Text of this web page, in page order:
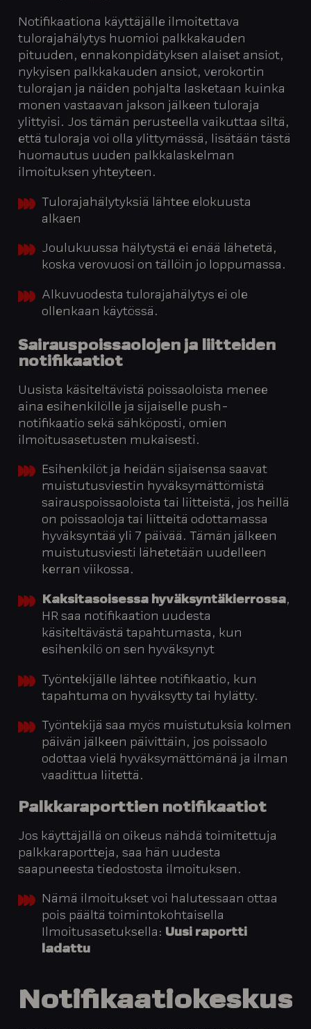
Notifikaationa käyttäjälle ilmoitettava
tulorajahälytys huomioi palkkakauden
pituuden, ennakonpidätyksen alaiset ansiot,
nykyisen palkkakauden ansiot, verokortin
tulorajan ja näiden pohjalta lasketaan kuinka
monen vastaavan jakson jälkeen tuloraja
ylittyisi. Jos tämän perusteella vaikuttaa siltä,
että tuloraja voi olla ylittymässä, lisätään tästä
huomautus uuden palkkalaskelman
ilmoituksen yhteyteen.
Tulorajahälytyksiä lähtee elokuusta
alkaen
Joulukuussa hälytystä ei enää lähetetä,
koska verovuosi on tällöin jo loppumassa.
Alkuvuodesta tulorajahälytys ei ole
ollenkaan käytössä.
Sairauspoissaolojen ja
liitteiden
notifikaatiot
Uusista käsiteltävistä poissaoloista menee
aina esihenkilölle ja sijaiselle push-
notifikaatio sekä sähköposti, omien
ilmoitusasetusten mukaisesti.
Esihenkilöt ja heidän sijaisensa saavat
muistutusviestin hyväksymättömistä
sairauspoissaoloista tai liitteistä, jos heillä
on poissaoloja tai liitteitä odottamassa
hyväksyntää yli 7 päivää. Tämän jälkeen
muistutusviesti lähetetään uudelleen
kerran viikossa.
Kaksitasoisessa hyväksyntäkierrossa,
HR saa notifikaation uudesta
käsiteltävästä tapahtumasta, kun
esihenkilö on sen hyväksynyt
Työntekijälle lähtee notifikaatio, kun
tapahtuma on hyväksytty tai hylätty.
Työntekijä saa myös muistutuksia kolmen
päivän jälkeen päivittäin, jos poissaolo
odottaa vielä hyväksymättömänä ja ilman
vaadittua liitettä.
Palkkaraporttien notifikaatiot
Jos käyttäjällä on oikeus nähdä toimitettuja
palkkaraportteja, saa hän uudesta
saapuneesta tiedostosta ilmoituksen.
Nämä ilmoitukset voi halutessaan ottaa
pois päältä toimintokohtaisella
Ilmoitusasetuksella: Uusi raportti
ladattu
Notifikaatiokeskus